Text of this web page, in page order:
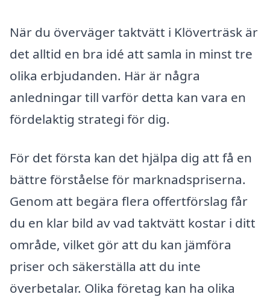
När du överväger taktvätt i Klöverträsk är
det alltid en bra idé att samla in minst tre
olika erbjudanden. Här är några
anledningar till varför detta kan vara en
fördelaktig strategi för dig.
För det första kan det hjälpa dig att få en
bättre förståelse för marknadspriserna.
Genom att begära flera offertförslag får
du en klar bild av vad taktvätt kostar i ditt
område, vilket gör att du kan jämföra
priser och säkerställa att du inte
överbetalar. Olika företag kan ha olika